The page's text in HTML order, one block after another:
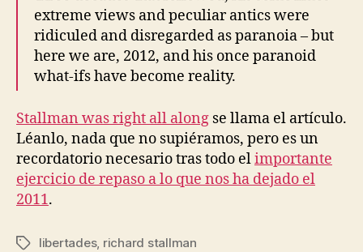
extreme views and peculiar antics were
ridiculed and disregarded as paranoia – but
here we are, 2012, and his once paranoid
what-ifs have become reality.
Stallman was right all along se llama el artículo.
Léanlo, nada que no supiéramos, pero es un
recordatorio necesario tras todo elimportante
ejercicio de repaso a lo que nos ha dejado el
2011.
Etiquetas
libertades, richard stallman